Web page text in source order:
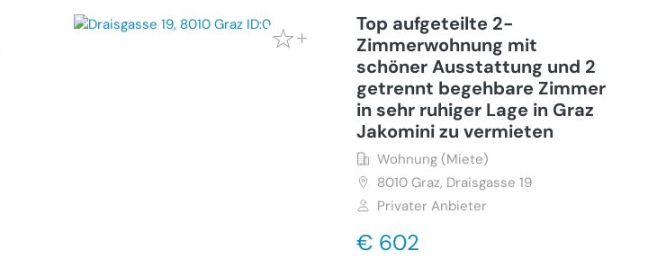
Top aufgeteilte 2-
Zimmerwohnung mit
schöner Ausstattung und 2
getrennt begehbare Zimmer
in sehr ruhiger Lage in Graz
Jakomini zu vermieten
Wohnung (Miete)
8010 Graz, Draisgasse 19
Privater Anbieter
€ 602